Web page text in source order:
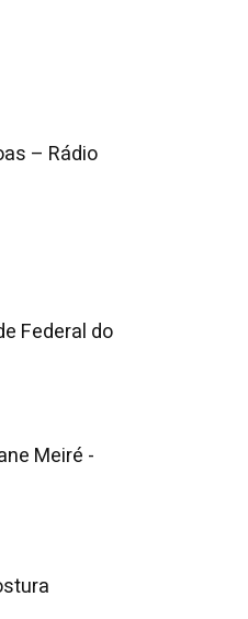
– Rádio
Federal do
Meiré -